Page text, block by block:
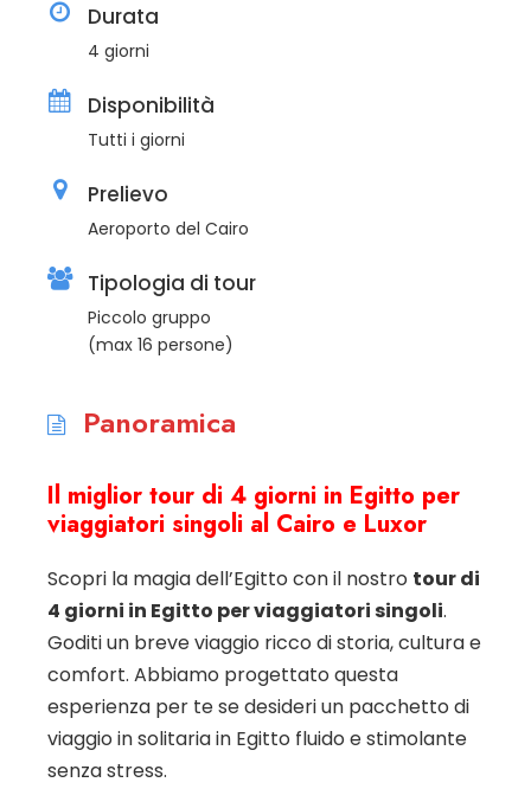
Durata
4 giorni
Disponibilità
Tutti i giorni
Prelievo
Aeroporto del Cairo
Tipologia di tour
Piccolo gruppo
(max 16 persone)
Panoramica
Il miglior tour di 4 giorni in Egitto per
viaggiatori singoli al Cairo e Luxor
Scopri la magia dell’Egitto con il nostro tour di
4 giorni in Egitto per viaggiatori singoli.
Goditi un breve viaggio ricco di storia, cultura e
comfort. Abbiamo progettato questa
esperienza per te se desideri un pacchetto di
viaggio in solitaria in Egitto fluido e stimolante
senza stress.